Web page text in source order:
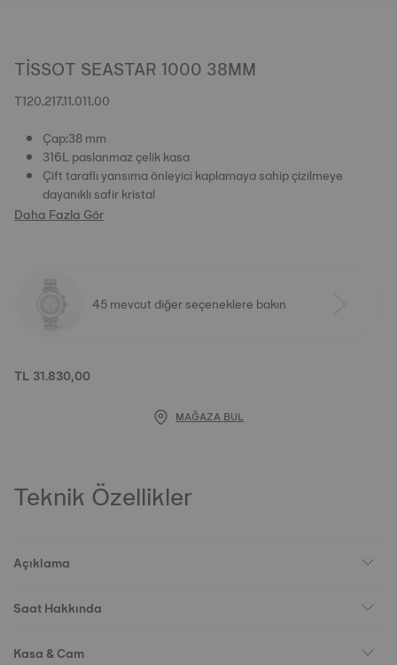
TISSOT SEASTAR 1000 38MM
T120.217.11.011.00
Çap:38 mm
316L paslanmaz çelik kasa
Çift taraflı yansıma önleyici kaplamaya sahip çizilmeye
dayanıklı safir kristal
Daha Fazla Gör
45 mevcut diğer seçeneklere bakın
TL 31.830,00
MAĞAZA BUL
Teknik Özellikler
Açıklama
Saat Hakkında
Kasa & Cam